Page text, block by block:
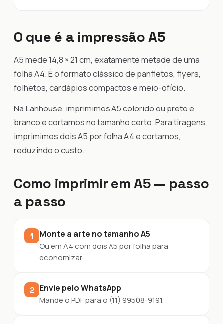
O que é a impressão A5
A5 mede 14,8 × 21 cm, exatamente metade de uma
folha A4. É o formato clássico de panfletos, flyers,
folhetos, cardápios compactos e meio-ofício.
Na Lanhouse, imprimimos A5 colorido ou preto e
branco e cortamos no tamanho certo. Para tiragens,
imprimimos dois A5 por folha A4 e cortamos,
reduzindo o custo.
Como imprimir em A5 — passo
a passo
1 Monte a arte no tamanho A5
Ou em A4 com dois A5 por folha para
economizar.
2 Envie pelo WhatsApp
Mande o PDF para o (11) 99508-9191.